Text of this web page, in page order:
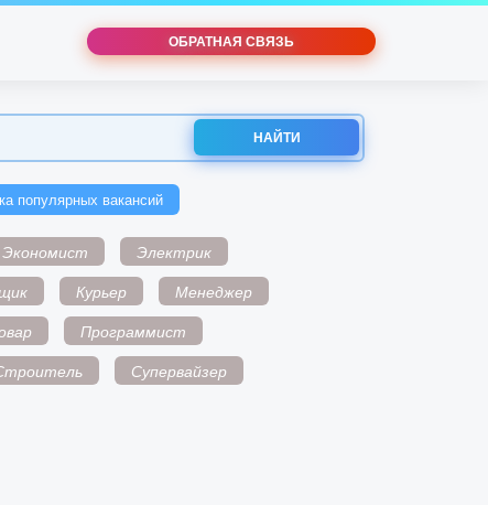
ОБРАТНАЯ СВЯЗЬ
НАЙТИ
популярных вакансий
Экономист
Электрик
Курьер
Менеджер
Программист
Супервайзер